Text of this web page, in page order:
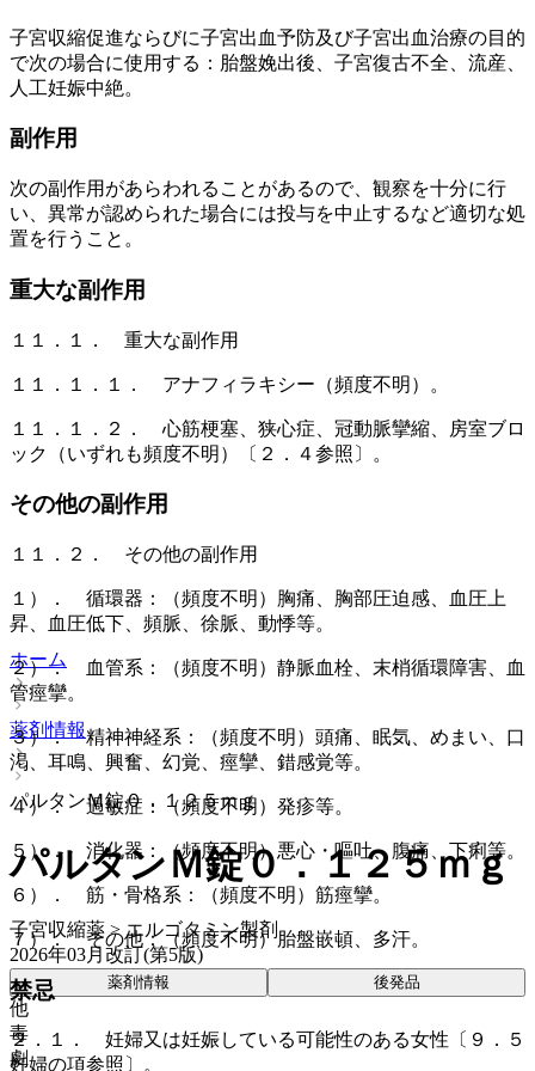
子宮収縮促進ならびに子宮出血予防及び子宮出血治療の目的
で次の場合に使用する：胎盤娩出後、子宮復古不全、流産、
人工妊娠中絶。
副作用
次の副作用があらわれることがあるので、観察を十分に行
い、異常が認められた場合には投与を中止するなど適切な処
置を行うこと。
重大な副作用
１１．１． 重大な副作用
１１．１．１． アナフィラキシー（頻度不明）。
１１．１．２． 心筋梗塞、狭心症、冠動脈攣縮、房室ブロ
ック（いずれも頻度不明）〔２．４参照〕。
その他の副作用
１１．２． その他の副作用
１）． 循環器：（頻度不明）胸痛、胸部圧迫感、血圧上
昇、血圧低下、頻脈、徐脈、動悸等。
２）． 血管系：（頻度不明）静脈血栓、末梢循環障害、血
管痙攣。
３）． 精神神経系：（頻度不明）頭痛、眠気、めまい、口
渇、耳鳴、興奮、幻覚、痙攣、錯感覚等。
４）． 過敏症：（頻度不明）発疹等。
５）． 消化器：（頻度不明）悪心・嘔吐、腹痛、下痢等。
６）． 筋・骨格系：（頻度不明）筋痙攣。
７）． その他：（頻度不明）胎盤嵌頓、多汗。
禁忌
２．１． 妊婦又は妊娠している可能性のある女性〔９．５
妊婦の項参照〕。
ホーム
薬剤情報
パルタンＭ錠０．１２５ｍｇ
パルタンＭ錠０．１２５ｍｇ
子宮収縮薬 > エルゴタミン製剤
2026年03月改訂(第5版)
薬剤情報 後発品
他
毒
劇